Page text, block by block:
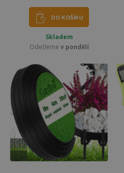
DO KOŠÍKU
Skladem
Odešleme v pondělí